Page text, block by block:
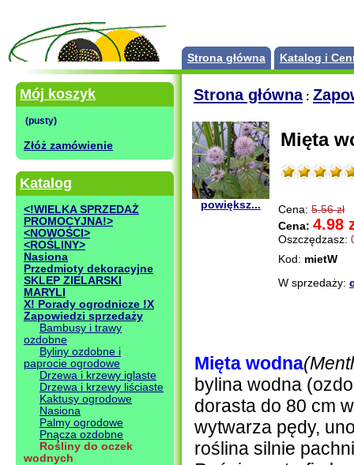
Strona główna Katalog i
Mój koszyk
Złóż zamówienie
Katalog
<!WIELKA SPRZEDAŻ
PROMOCYJNA!>
<NOWOŚCI>
<ROŚLINY>
Nasiona
Przedmioty dekoracyjne
SKLEP ZIELARSKI
MARYLI
X! Porady ogrodnicze !X
Zapowiedzi sprzedaży
Bambusy i trawy
ozdobne
Byliny ozdobne i
paprocie ogrodowe
Drzewa i krzewy iglaste
Drzewa i krzewy liściaste
Kaktusy ogrodowe
Nasiona
Palmy ogrodowe
Pnącza ozdobne
Rośliny do oczek
wodnych
Strona główna:
powiększ...
Mięta
Cena: 5.56 zł
Cena: 4.98
Oszczędzasz:
Kod: mietW
W sprzedaży:
Mięta wodna
bylina wodna
dorasta do 80 cm
wytwarza pędy,
roślina silnie